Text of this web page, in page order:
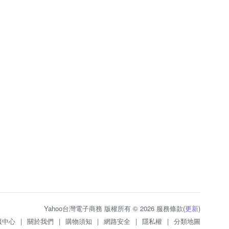
Yahoo台灣電子商務 版權所有 © 2026 服務條款(更新)
中心 | 關於我們 | 購物須知 | 網路安全 | 隱私權 | 分類地圖